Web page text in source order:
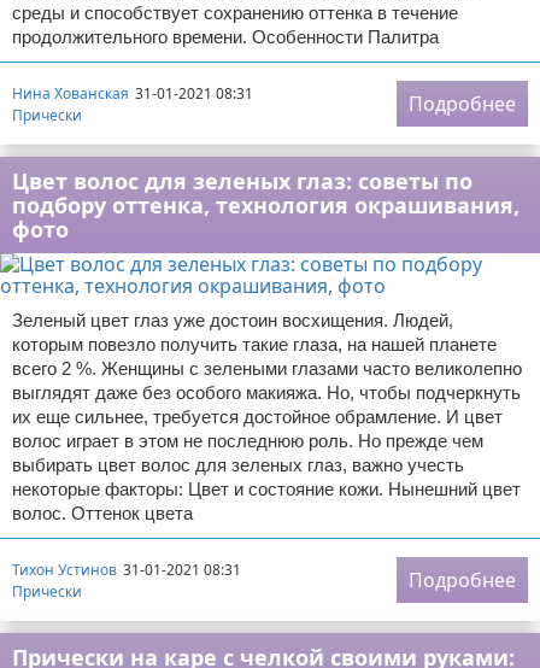
среды и способствует сохранению оттенка в течение
продолжительного времени. Особенности Палитра
Нина Хованская 31-01-2021 08:31
Прически
Подробнее
Цвет волос для зеленых глаз: советы по
подбору оттенка, технология окрашивания,
фото
Зеленый цвет глаз уже достоин восхищения. Людей,
которым повезло получить такие глаза, на нашей планете
всего 2 %. Женщины с зелеными глазами часто великолепно
выглядят даже без особого макияжа. Но, чтобы подчеркнуть
их еще сильнее, требуется достойное обрамление. И цвет
волос играет в этом не последнюю роль. Но прежде чем
выбирать цвет волос для зеленых глаз, важно учесть
некоторые факторы: Цвет и состояние кожи. Нынешний цвет
волос. Оттенок цвета
Тихон Устинов 31-01-2021 08:31
Прически
Подробнее
Прически на каре с челкой своими руками: